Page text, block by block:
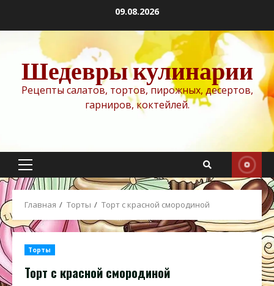
содержимому
09.08.2026
Шедевры кулинарии
Рецепты салатов, тортов, пирожных, десертов,
гарниров, коктейлей.
Основное
меню
Главная Торты Торт с красной смородиной
Торты
Торт с красной смородиной